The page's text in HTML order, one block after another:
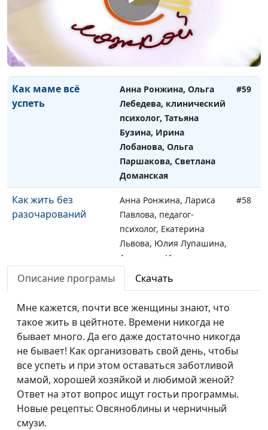
психолог, Екатерина
Петреева, Светлана
Быкова, Алёна
Комиссарова, Светлана
Доманская
Как маме всё
успеть
Анна Ронжина, Ольга
Лебедева, клинический
психолог, Татьяна
Бузина, Ирина
Лобанова, Ольга
Паршакова, Светлана
Доманская
#59
Как жить без
разочарований
Анна Ронжина, Лариса
Павлова, педагог-
психолог, Екатерина
Львова, Юлия Лупашина,
Анастасия Иванова,
#58
ребенка
Лебедева, клинический
психолог, Екатерина
Петреева, Светлана
Быкова, Алёна
Комиссарова, Светлана
Доманская
Хочу стать
организованной
Анна Ронжина, Ольга
Описание програмы Скачать
Мне кажется, почти все женщины знают, что
такое жить в цейтноте. Времени никогда не
бывает много. Да его даже достаточно никогда
не бывает! Как организовать свой день, чтобы
все успеть и при этом оставаться заботливой
мамой, хорошей хозяйкой и любимой женой?
Ответ на этот вопрос ищут гостьи программы.
Новые рецепты: Овсяноблины и черничный
смузи.